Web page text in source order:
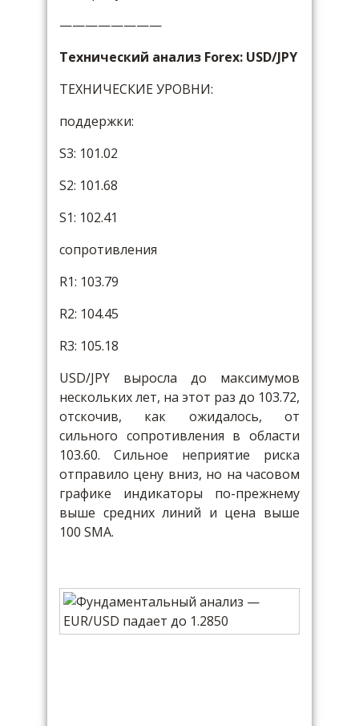
————————
Технический анализ Forex: USD/JPY
ТЕХНИЧЕСКИЕ УРОВНИ:
поддержки:
S3: 101.02
S2: 101.68
S1: 102.41
сопротивления
R1: 103.79
R2: 104.45
R3: 105.18
USD/JPY выросла до максимумов
нескольких лет, на этот раз до 103.72,
отскочив, как ожидалось, от
сильного сопротивления в области
103.60. Сильное неприятие риска
отправило цену вниз, но на часовом
графике индикаторы по-прежнему
выше средних линий и цена выше
100 SMA.